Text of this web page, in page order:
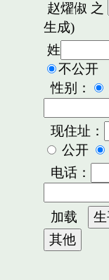
赵燿俶 之
生成)
姓
不公开
性别：
现住址：
公开
电话：
加载